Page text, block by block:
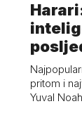
pritom i
Yuval